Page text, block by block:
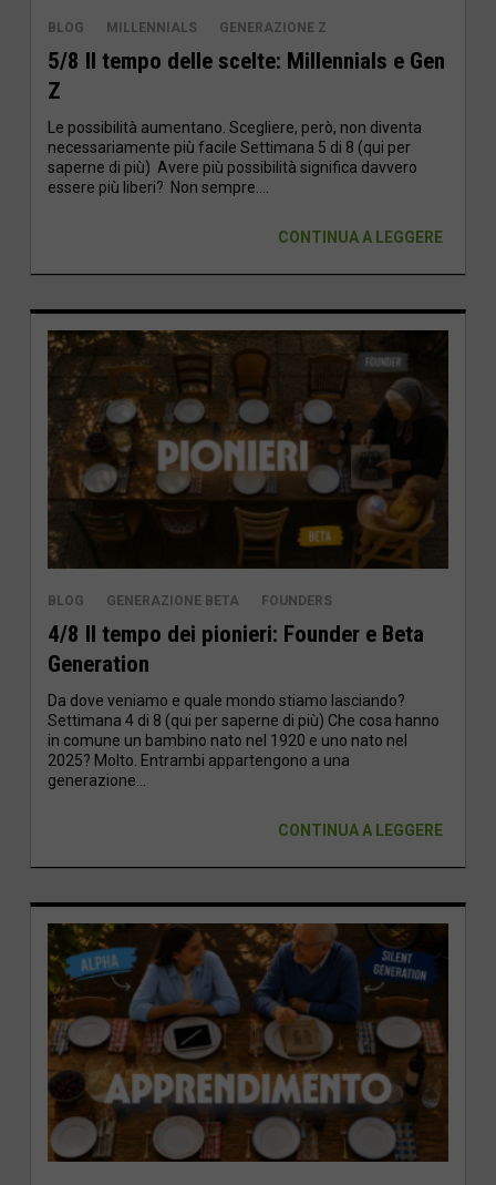
BLOG MILLENNIALS GENERAZIONE Z
5/8 Il tempo delle scelte: Millennials e Gen
Z
Le possibilità aumentano. Scegliere, però, non diventa
necessariamente più facile Settimana 5 di 8 (qui per
saperne di più) Avere più possibilità significa davvero
essere più liberi? Non sempre....
CONTINUA A LEGGERE
BLOG GENERAZIONE BETA FOUNDERS
4/8 Il tempo dei pionieri: Founder e Beta
Generation
Da dove veniamo e quale mondo stiamo lasciando?
Settimana 4 di 8 (qui per saperne di più) Che cosa hanno
in comune un bambino nato nel 1920 e uno nato nel
2025? Molto. Entrambi appartengono a una
generazione...
CONTINUA A LEGGERE